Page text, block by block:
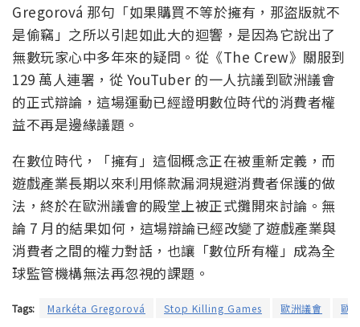
Gregorová 那句「如果購買不等於擁有，那盜版就不
是偷竊」之所以引起如此大的迴響，是因為它說出了
無數玩家心中多年來的疑問。從《The Crew》關服到
129 萬人連署，從 YouTuber 的一人抗議到歐洲議會
的正式辯論，這場運動已經證明數位時代的消費者權
益不再是邊緣議題。
在數位時代，「擁有」這個概念正在被重新定義，而
遊戲產業長期以來利用條款漏洞規避消費者保護的做
法，終於在歐洲議會的殿堂上被正式攤開來討論。無
論 7 月的結果如何，這場辯論已經改變了遊戲產業與
消費者之間的權力對話，也讓「數位所有權」成為全
球監管機構無法再忽視的課題。
Tags: Markéta Gregorová Stop Killing Games 歐洲議會 歐